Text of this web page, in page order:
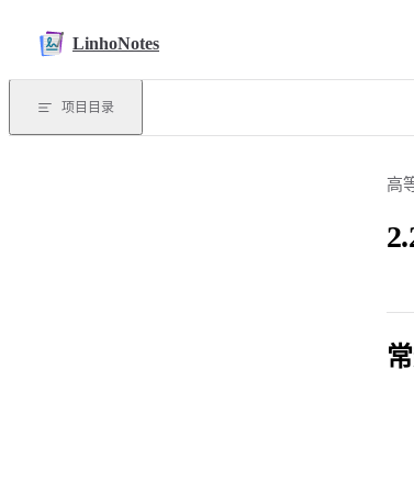
LinhoNotes
项目目录
高